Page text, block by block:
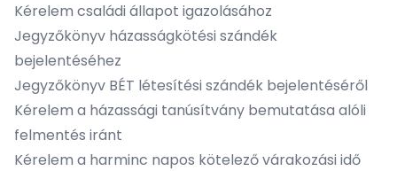
Kérelem családi állapot igazolásához
Jegyzőkönyv házasságkötési szándék
bejelentéséhez
Jegyzőkönyv BÉT létesítési szándék bejelentéséről
Kérelem a házassági tanúsítvány bemutatása alóli
felmentés iránt
Kérelem a harminc napos kötelező várakozási idő